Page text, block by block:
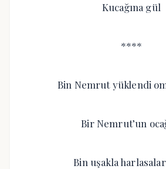
Kucağına gül
****
Bin Nemrut yüklendi
Bir Nemrut’un
Bin uşakla